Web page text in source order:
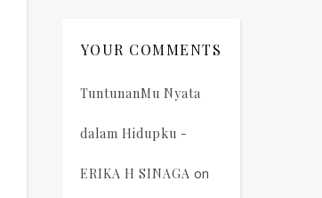
YOUR COMMENTS
TuntunanMu Nyata
dalam Hidupku -
ERIKA H SINAGA on